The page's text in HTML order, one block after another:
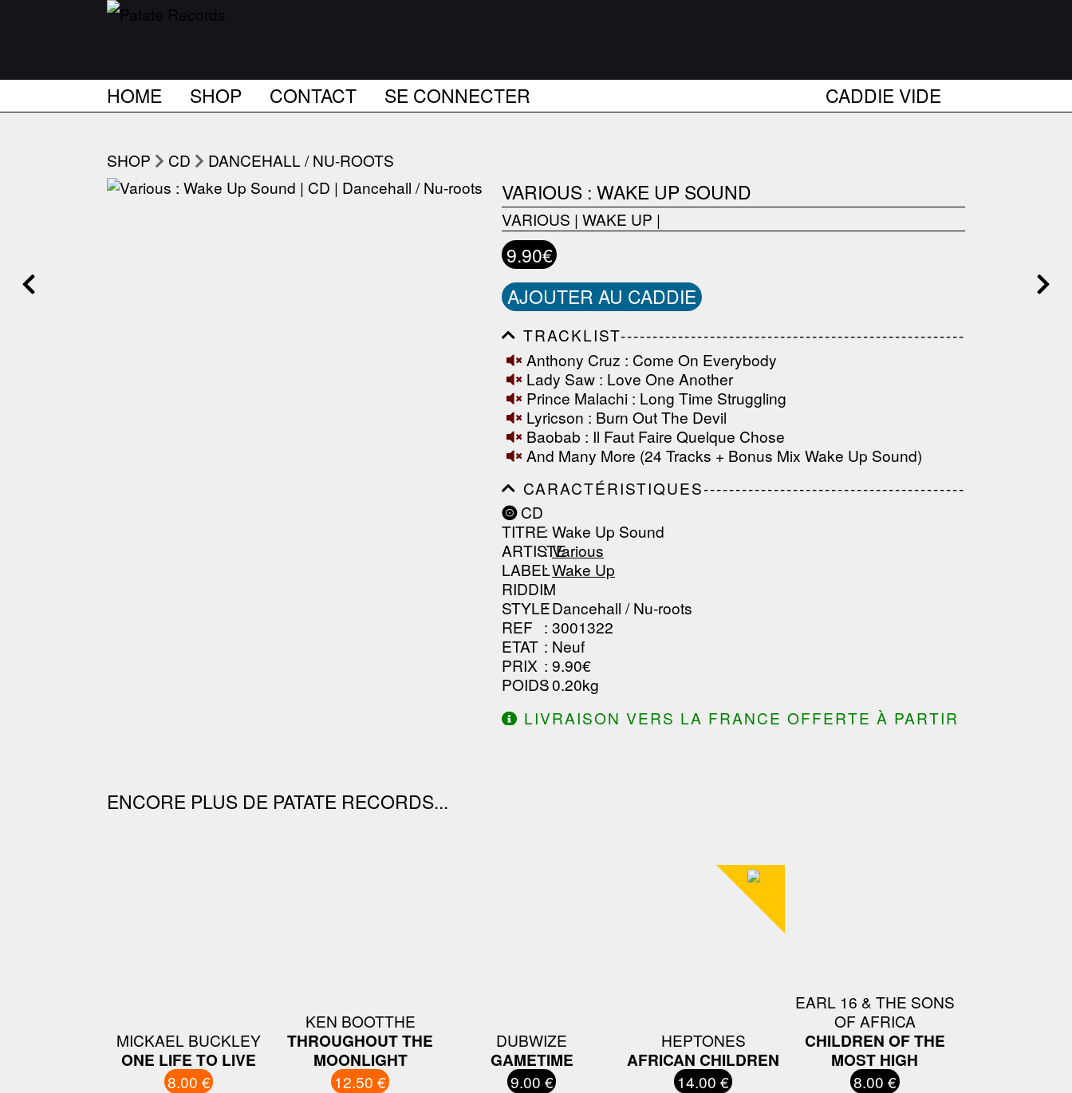
HOME SHOP CONTACT SE CONNECTER CADDIE VIDE
SHOP CD DANCEHALL / NU-ROOTS
VARIOUS : WAKE UP SOUND
VARIOUS | WAKE UP |
9.90€
AJOUTER AU CADDIE
TRACKLIST------------------------------------------------------
---------------------------------------------------------------------
---------------------------------------------------------------------
-----------------
Anthony Cruz : Come On Everybody
Lady Saw : Love One Another
Prince Malachi : Long Time Struggling
Lyricson : Burn Out The Devil
Baobab : Il Faut Faire Quelque Chose
And Many More (24 Tracks + Bonus Mix Wake Up Sound)
CARACTÉRISTIQUES-----------------------------------------
---------------------------------------------------------------------
---------------------------------------------------------------------
------------------------------
CD
TITRE: Wake Up Sound
ARTISTE
:Various
LABEL
:Wake Up
RIDDIM
:
STYLE: Dancehall / Nu-roots
REF : 3001322
ETAT : Neuf
PRIX : 9.90€
POIDS: 0.20kg
LIVRAISON VERS LA FRANCE OFFERTE À PARTIR
ENCORE PLUS DE PATATE RECORDS...
MICKAEL BUCKLEY
ONE LIFE TO LIVE
8.00 €
KEN BOOTTHE
THROUGHOUT THE
MOONLIGHT
12.50 €
DUBWIZE
GAMETIME
9.00 €
HEPTONES
AFRICAN CHILDREN
14.00 €
EARL 16 & THE SONS
OF AFRICA
CHILDREN OF THE
MOST HIGH
8.00 €